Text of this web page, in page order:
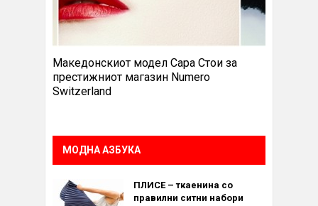
Македонскиот модел Сара Стои за
престижниот магазин Numero
Switzerland
МОДНА АЗБУКА
ПЛИСЕ – ткаенина со
правилни ситни набори